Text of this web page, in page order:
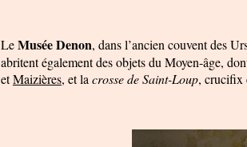
LeMusée Denon, dans l’ancien couvent des
abritent également des objets du Moyen-âge,
etMaizières, et la crosse de Saint-Loup, crucifix